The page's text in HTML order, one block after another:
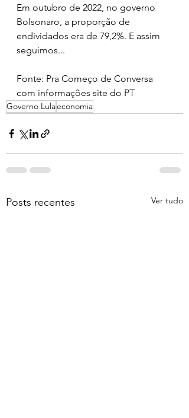
Em outubro de 2022, no governo
Bolsonaro, a proporção de
endividados era de 79,2%. E assim
seguimos...
Fonte: Pra Começo de Conversa
com informações site do PT
Governo Lulaeconomia
Posts recentes Ver tudo